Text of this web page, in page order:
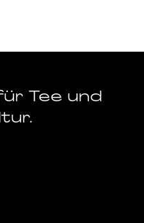
Tee und